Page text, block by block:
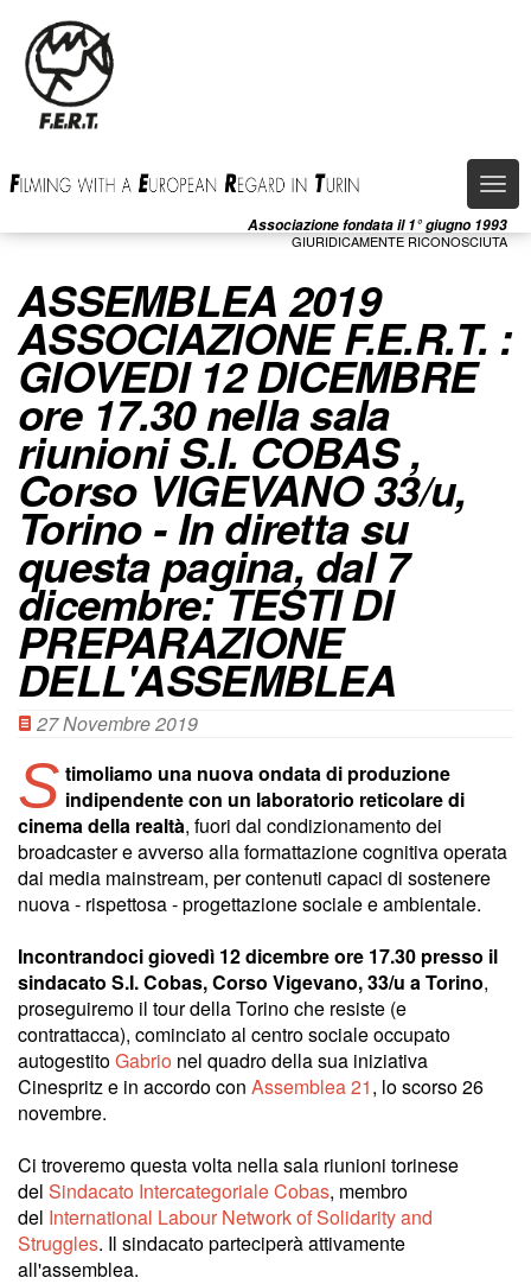
contenuto
principale
Associazione fondata il 1° giugno 1993
GIURIDICAMENTE RICONOSCIUTA
ASSEMBLEA 2019
ASSOCIAZIONE F.E.R.T. :
GIOVEDI 12 DICEMBRE
ore 17.30 nella sala
riunioni S.I. COBAS ,
Corso VIGEVANO 33/u,
Torino - In diretta su
questa pagina, dal 7
dicembre: TESTI DI
PREPARAZIONE
DELL'ASSEMBLEA
27 Novembre 2019
S timoliamo una nuova ondata di produzione
indipendente con un laboratorio reticolare di
cinema della realtà, fuori dal condizionamento dei
broadcaster e avverso alla formattazione cognitiva operata
dai media mainstream, per contenuti capaci di sostenere
nuova - rispettosa - progettazione sociale e ambientale.
Incontrandoci giovedì 12 dicembre ore 17.30 presso il
sindacato S.I. Cobas, Corso Vigevano, 33/u a Torino,
proseguiremo il tour della Torino che resiste (e
contrattacca), cominciato al centro sociale occupato
autogestitoGabrio nel quadro della sua iniziativa
Cinespritz e in accordo con Assemblea 21, lo scorso 26
novembre.
Ci troveremo questa volta nella sala riunioni torinese
del Sindacato Intercategoriale Cobas, membro
del International Labour Network of Solidarity and
Struggles. Il sindacato parteciperà attivamente
all'assemblea.